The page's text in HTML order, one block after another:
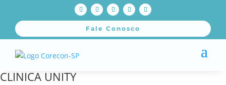
Fale Conosco
CLINICA UNITY